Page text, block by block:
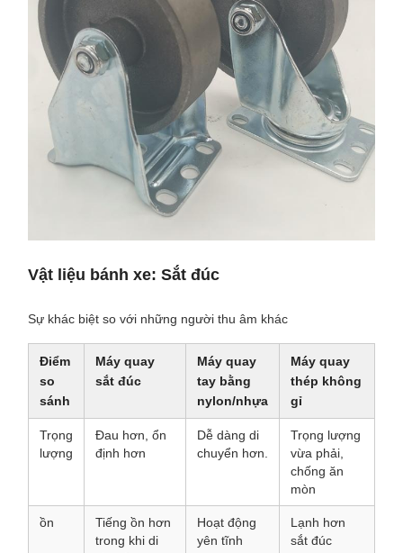
Vật liệu bánh xe: Sắt đúc
Sự khác biệt so với những người thu âm khác
Điểm
so
sánh
Máy quay
sắt đúc
Máy quay
tay bằng
nylon/nhựa
Máy quay
thép không
gỉ
Trọng
lượng
Đau hơn, ổn
định hơn
Dễ dàng di
chuyển hơn.
Trọng lượng
vừa phải,
chống ăn
mòn
ồn
Tiếng ồn hơn
trong khi di
Hoạt động
yên tĩnh
Lạnh hơn
sắt đúc